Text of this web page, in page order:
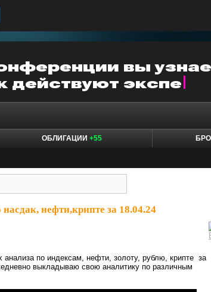
ОБЛИГАЦИИ +55
нефти,крипте за 18.04.24
по индексам, нефти, золоту, рублю, крипте за
выкладываю свою аналитику по различным